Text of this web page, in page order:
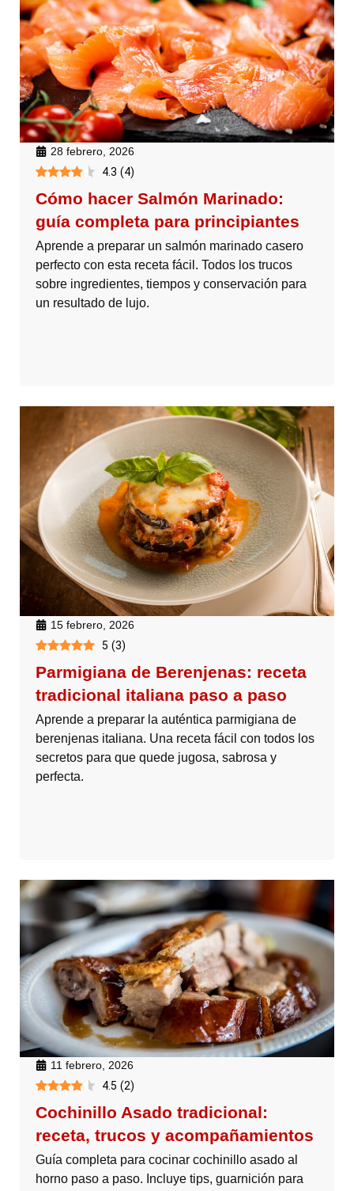
28 febrero, 2026
4.3 (4)
Cómo hacer Salmón Marinado:
guía completa para principiantes
Aprende a preparar un salmón marinado casero
perfecto con esta receta fácil. Todos los trucos
sobre ingredientes, tiempos y conservación para
un resultado de lujo.
15 febrero, 2026
5 (3)
Parmigiana de Berenjenas: receta
tradicional italiana paso a paso
Aprende a preparar la auténtica parmigiana de
berenjenas italiana. Una receta fácil con todos los
secretos para que quede jugosa, sabrosa y
perfecta.
11 febrero, 2026
4.5 (2)
Cochinillo Asado tradicional:
receta, trucos y acompañamientos
Guía completa para cocinar cochinillo asado al
horno paso a paso. Incluye tips, guarnición para